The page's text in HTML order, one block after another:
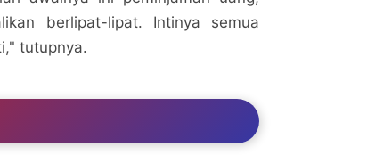
berlipat-lipat. Intinya semua
tutupnya.